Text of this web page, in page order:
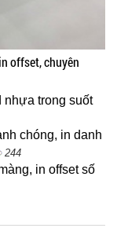
offset, chuyên
nhựa trong suốt
chóng, in danh
244
in offset số